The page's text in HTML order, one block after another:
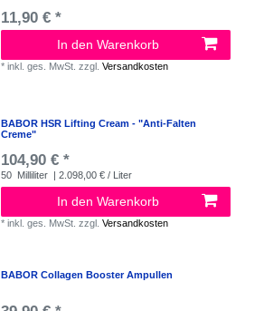
11,90 € *
In den Warenkorb
*inkl. ges. MwSt. zzgl.Versandkosten
BABOR HSR Lifting Cream - "Anti-Falten
Creme"
104,90 € *
50 Milliliter | 2.098,00 € / Liter
In den Warenkorb
*inkl. ges. MwSt. zzgl.Versandkosten
BABOR Collagen Booster Ampullen